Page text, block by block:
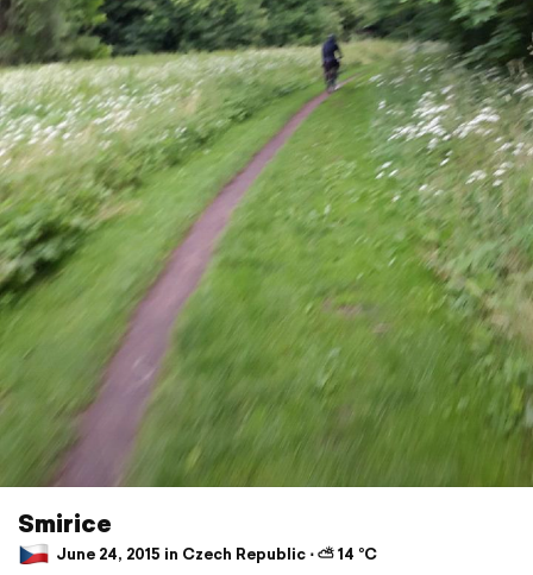
Smirice
June 24, 2015 in Czech Republic ⋅ ⛅ 14 °C